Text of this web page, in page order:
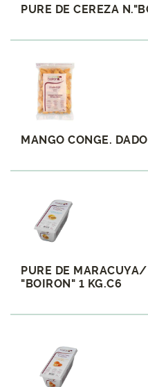
PURE DE CEREZA
MANGO CONGE.
PURE DE
"BOIRON" 1 KG.C6